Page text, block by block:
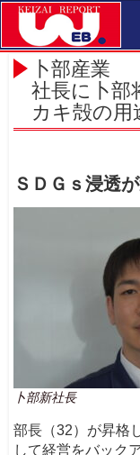
卜部産業
社長に卜部
カキ殻の用
ＳＤＧｓ浸透
卜部新社長
部長（32）が昇格
して経営をバック